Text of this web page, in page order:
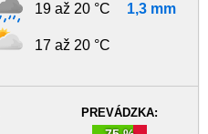
19 až 20 °C 1,3 mm
17 až 20 °C
PREVÁDZKA: